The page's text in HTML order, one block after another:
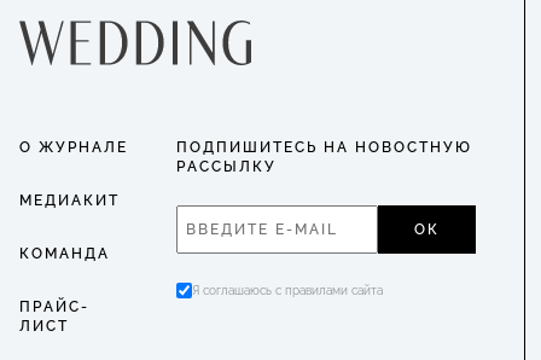
О ЖУРНАЛЕ
МЕДИАКИТ
КОМАНДА
ПРАЙС-
ЛИСТ
ПОДПИШИТЕСЬ НА НОВОСТНУЮ
РАССЫЛКУ
ОК
Я соглашаюсь с правилами сайта